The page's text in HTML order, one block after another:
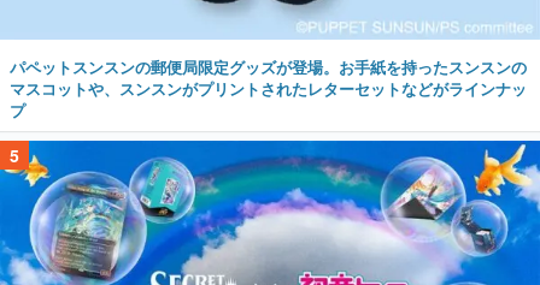
パペットスンスンの郵便局限定グッズが登場。お手紙を持ったスンスンの
マスコットや、スンスンがプリントされたレターセットなどがラインナッ
プ
5